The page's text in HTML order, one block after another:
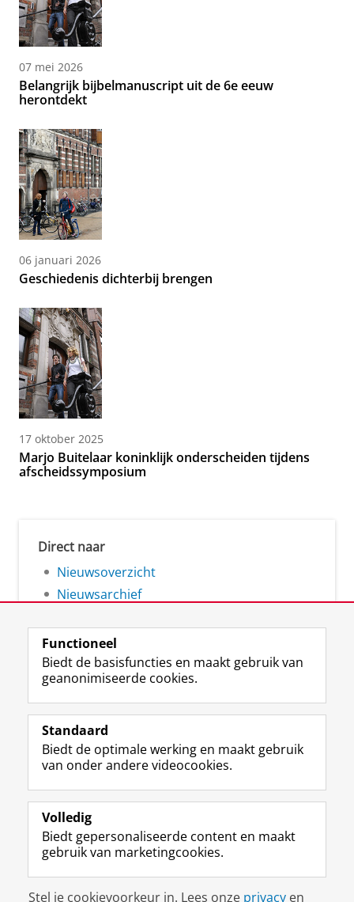
07 mei 2026
Belangrijk bijbelmanuscript uit de 6e eeuw
herontdekt
06 januari 2026
Geschiedenis dichterbij brengen
17 oktober 2025
Marjo Buitelaar koninklijk onderscheiden tijdens
afscheidssymposium
Direct naar
Nieuwsoverzicht
Nieuwsarchief
Volg de RUG
F
a
e
b
o
p
a
i
n
L
i
k
e
I
-
p
g
i
R
S
-
f
e
R
k
s
I
n
t
r
m
c
c
Y
o
T
e
k
a
a
Studiekiezers
Alumni
Over ons
Disclaimer & Copyright
Functioneel
Biedt de basisfuncties en maakt gebruik van
geanonimiseerde cookies.
Standaard
Biedt de optimale werking en maakt gebruik
van onder andere videocookies.
Volledig
Biedt gepersonaliseerde content en maakt
gebruik van marketingcookies.
Stel je cookievoorkeur in. Lees onze privacy en